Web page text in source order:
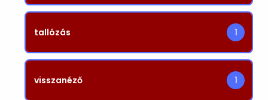
tallózás 1
visszanéző 1